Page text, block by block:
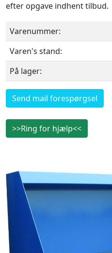
efter opgave indhent tilbud.
Varenummer:
Varen's stand:
På lager:
Send mail forespørgsel
>>Ring for hjælp<<